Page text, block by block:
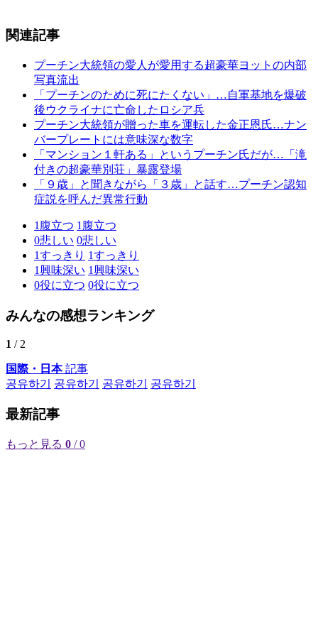
関連記事
プーチン大統領の愛人が愛用する超豪華ヨットの内部
写真流出
「プーチンのために死にたくない」…自軍基地を爆破
後ウクライナに亡命したロシア兵
プーチン大統領が贈った車を運転した金正恩氏…ナン
バープレートには意味深な数字
「マンション１軒ある」というプーチン氏だが…「滝
付きの超豪華別荘」暴露登場
「９歳」と聞きながら「３歳」と話す…プーチン認知
症説を呼んだ異常行動
1 腹立つ 1 腹立つ
0悲しい 0悲しい
1すっきり 1すっきり
1興味深い 1興味深い
0役に立つ 0役に立つ
みんなの感想ランキング
1 / 2
国際・日本記事
공유하기
공유하기 공유하기 공유하기
最新記事
もっと見る 0 / 0